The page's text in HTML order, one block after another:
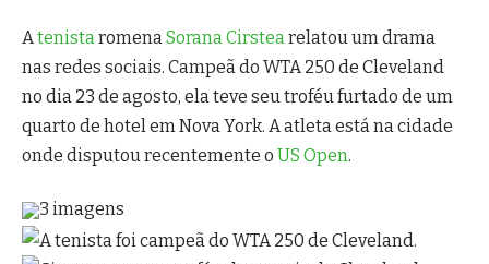
AtenistaromenaSorana Cirstearelatou um drama
nas redes sociais. Campeã do WTA 250 de Cleveland
no dia 23 de agosto, ela teve seu troféu furtado de um
quarto de hotel em Nova York. A atleta está na cidade
onde disputou recentemente o US Open.
3 imagens